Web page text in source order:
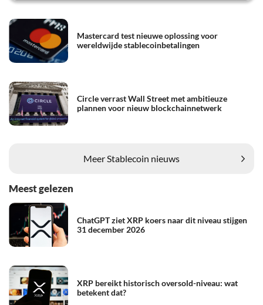
Mastercard test nieuwe oplossing voor
wereldwijde stablecoinbetalingen
Circle verrast Wall Street met ambitieuze
plannen voor nieuw blockchainnetwerk
Meer Stablecoin nieuws
Meest gelezen
ChatGPT ziet XRP koers naar dit niveau stijgen
31 december 2026
XRP bereikt historisch oversold-niveau: wat
betekent dat?